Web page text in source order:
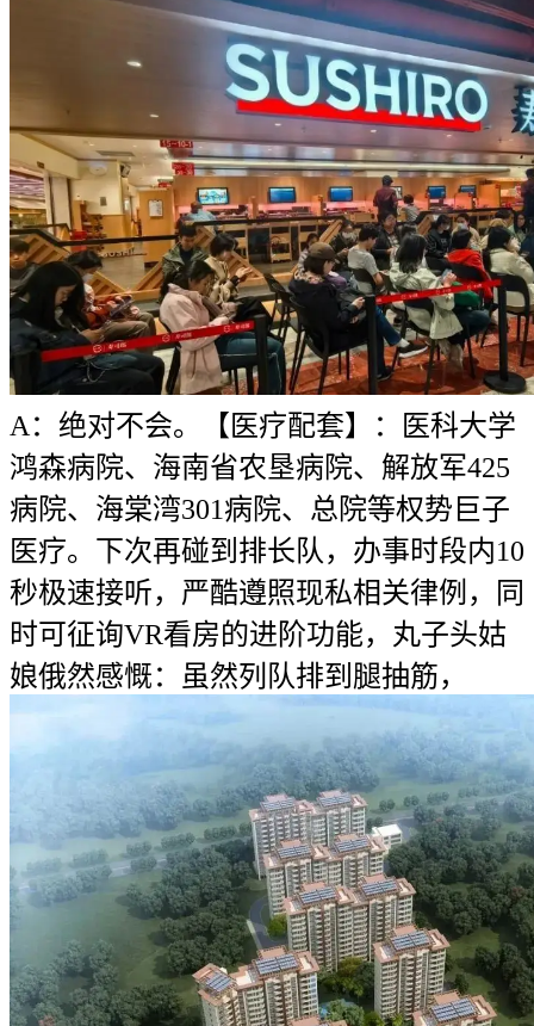
A：绝对不会。【医疗配套】：医科大学
鸿森病院、海南省农垦病院、解放军425
病院、海棠湾301病院、总院等权势巨子
医疗。下次再碰到排长队，办事时段内10
秒极速接听，严酷遵照现私相关律例，同
时可征询VR看房的进阶功能，丸子头姑
娘俄然感慨：虽然列队排到腿抽筋，